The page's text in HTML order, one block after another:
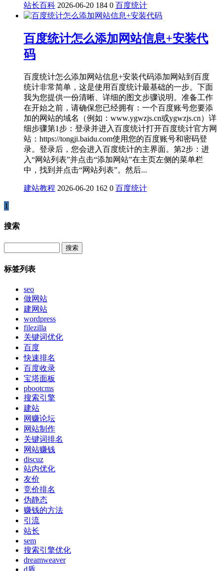
站长百科 2026-06-20 184 0 百度统计
百度统计怎么添加网站信息+安装代
码
百度统计怎么添加网站信息+安装代码添加网站到百度
统计非常简单，这是使用百度统计最基础的一步。下面
我为您提供一份清晰、详细的图文步骤说明。准备工作
在开始之前，请确保您已经拥有：一个百度账号您要添
加的网站的域名（例如：www.ygwzjs.cn或ygwzjs.cn）详
细步骤第1步：登录并进入百度统计打开百度统计官方网
站：https://tongji.baidu.com使用您的百度账号和密码登
录。登录后，您会进入百度统计的主界面。第2步：进
入“网站列表”并点击“添加网站”在主页左侧的菜单栏
中，找到并点击“网站列表”。然后...
建站教程 2026-06-20 162 0 百度统计
1
搜索
标签列表
seo
做网站
建网站
wordpress
filezilla
关键词优化
百度
快速排名
百度收录
宝塔面板
pbootcms
搜索引擎
建站
网赚论坛
网站制作
关键词排名
网站赚钱
discuz
站内优化
友价
竞价排名
伪静态
赚钱的方法
引流
站长
sem
搜索引擎优化
dreamweaver